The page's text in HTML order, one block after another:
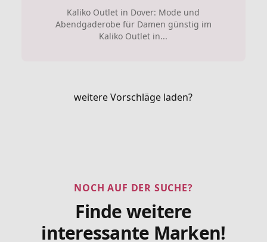
Kaliko Outlet in Dover: Mode und
Abendgaderobe für Damen günstig im
Kaliko Outlet in...
weitere Vorschläge laden?
NOCH AUF DER SUCHE?
Finde weitere
interessante Marken!